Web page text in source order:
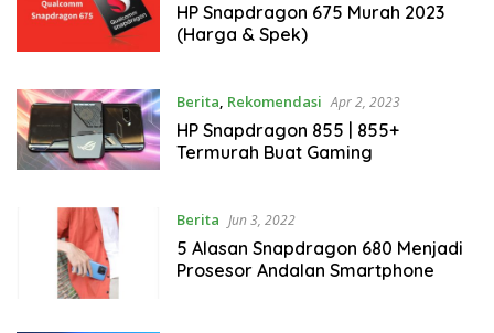
HP Snapdragon 675 Murah 2023
(Harga & Spek)
Berita, Rekomendasi Apr 2, 2023
HP Snapdragon 855 | 855+
Termurah Buat Gaming
Berita Jun 3, 2022
5 Alasan Snapdragon 680 Menjadi
Prosesor Andalan Smartphone